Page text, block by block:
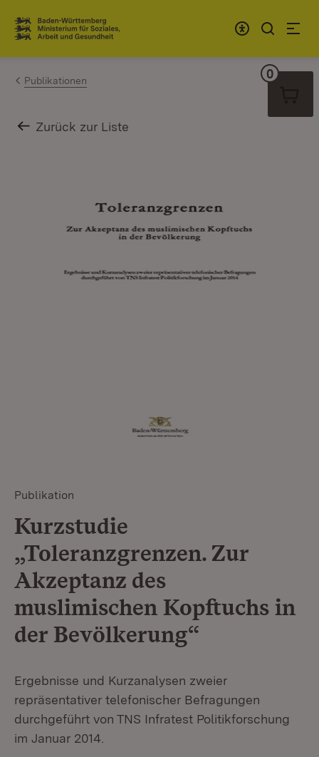
Zum Inhalt springen
Link zur Startseite
Publikationen
Zurück zur Liste
Publikation
Kurzstudie
„Toleranzgrenzen. Zur
Akzeptanz des
muslimischen Kopftuchs in
der Bevölkerung“
Ergebnisse und Kurzanalysen zweier
repräsentativer telefonischer Befragungen
durchgeführt von TNS Infratest Politikforschung
im Januar 2014.
0